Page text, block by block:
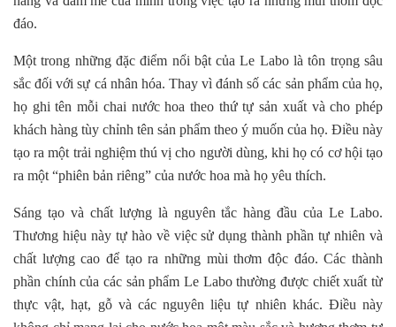
đáo.
Một trong những đặc điểm nổi bật của Le Labo là tôn trọng sâu
sắc đối với sự cá nhân hóa. Thay vì đánh số các sản phẩm của họ,
họ ghi tên mỗi chai nước hoa theo thứ tự sản xuất và cho phép
khách hàng tùy chỉnh tên sản phẩm theo ý muốn của họ. Điều này
tạo ra một trải nghiệm thú vị cho người dùng, khi họ có cơ hội tạo
ra một “phiên bản riêng” của nước hoa mà họ yêu thích.
Sáng tạo và chất lượng là nguyên tắc hàng đầu của Le Labo.
Thương hiệu này tự hào về việc sử dụng thành phần tự nhiên và
chất lượng cao để tạo ra những mùi thơm độc đáo. Các thành
phần chính của các sản phẩm Le Labo thường được chiết xuất từ
thực vật, hạt, gỗ và các nguyên liệu tự nhiên khác. Điều này